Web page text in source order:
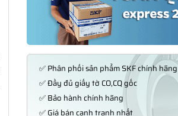
✅ Phân phối sản phẩm SKF chính hãng
✅ Đầy đủ giấy tờ CO,CQ gốc
✅ Bảo hành chính hãng
✅ Giá bán cạnh tranh nhất